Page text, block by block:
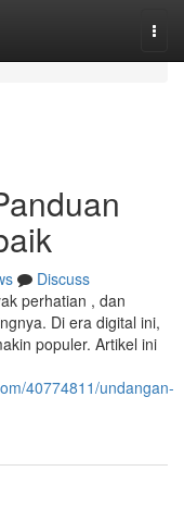
Discuss
perhatian , dan
Di era digital ini,
populer. Artikel ini
40774811/undangan-